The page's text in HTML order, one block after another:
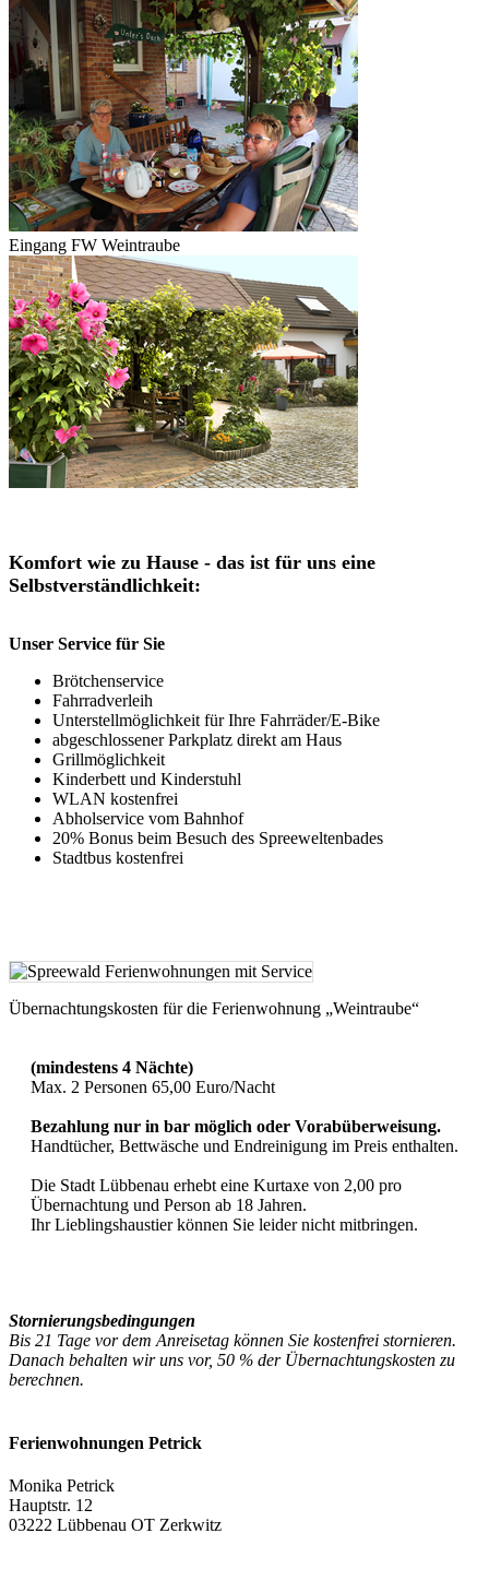
Eingang FW Weintraube
Komfort wie zu Hause - das ist für uns eine
Selbstverständlichkeit:
Unser Service für Sie
Brötchenservice
Fahrradverleih
Unterstellmöglichkeit für Ihre Fahrräder/E-Bike
abgeschlossener Parkplatz direkt am Haus
Grillmöglichkeit
Kinderbett und Kinderstuhl
WLAN kostenfrei
Abholservice vom Bahnhof
20% Bonus beim Besuch des Spreeweltenbades
Stadtbus kostenfrei
Übernachtungskosten für die Ferienwohnung „Weintraube“
(mindestens 4 Nächte)
Max. 2 Personen 65,00 Euro/Nacht
Bezahlung nur in bar möglich oder Vorabüberweisung.
Handtücher, Bettwäsche und Endreinigung im Preis enthalten.
Die Stadt Lübbenau erhebt eine Kurtaxe von 2,00 pro
Übernachtung und Person ab 18 Jahren.
Ihr Lieblingshaustier können Sie leider nicht mitbringen.
Stornierungsbedingungen
Bis 21 Tage vor dem Anreisetag können Sie kostenfrei stornieren.
Danach behalten wir uns vor, 50 % der Übernachtungskosten zu
berechnen.
Ferienwohnungen Petrick
Monika Petrick
Hauptstr. 12
03222 Lübbenau OT Zerkwitz